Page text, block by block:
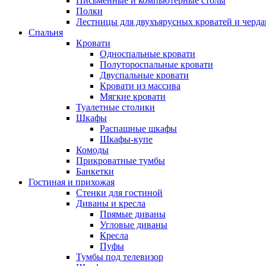
Полки
Лестницы для двухъярусных кроватей и
Спальня
Кровати
Односпальные кровати
Полутороспальные кровати
Двуспальные кровати
Кровати из массива
Мягкие кровати
Туалетные столики
Шкафы
Распашные шкафы
Шкафы-купе
Комоды
Прикроватные тумбы
Банкетки
Гостиная и прихожая
Стенки для гостиной
Диваны и кресла
Прямые диваны
Угловые диваны
Кресла
Пуфы
Тумбы под телевизор